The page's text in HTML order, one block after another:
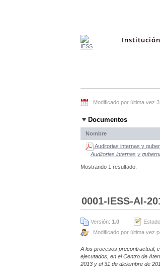
Institución
Modificado por última vez
Documentos
Nombre
Auditorias internas y
Auditorias internas y
Mostrando 1 resultado.
0001-IESS-AI-
Versión: 1.0
Modificado por última vez
A los procesos precontractual,
ejecutados, en el Centro de
2013 y el 31 de diciembre de